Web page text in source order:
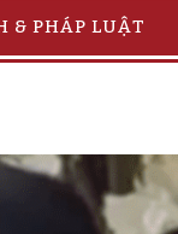
& PHÁP LUẬT